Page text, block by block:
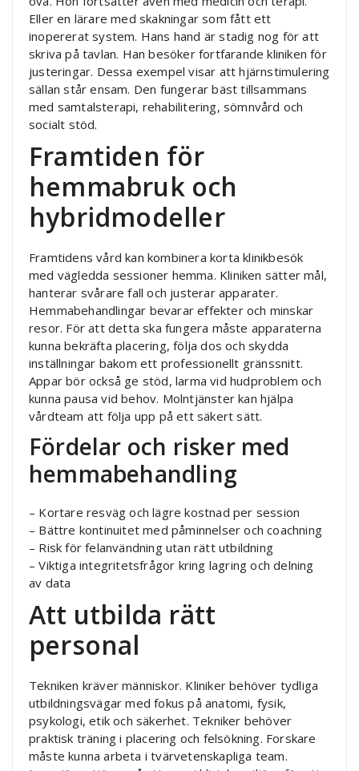
Eller en lärare med skakningar som fått ett
inopererat system. Hans hand är stadig nog för att
skriva på tavlan. Han besöker fortfarande kliniken för
justeringar. Dessa exempel visar att hjärnstimulering
sällan står ensam. Den fungerar bäst tillsammans
med samtalsterapi, rehabilitering, sömnvård och
socialt stöd.
Framtiden för
hemmabruk och
hybridmodeller
Framtidens vård kan kombinera korta klinikbesök
med vägledda sessioner hemma. Kliniken sätter mål,
hanterar svårare fall och justerar apparater.
Hemmabehandlingar bevarar effekter och minskar
resor. För att detta ska fungera måste apparaterna
kunna bekräfta placering, följa dos och skydda
inställningar bakom ett professionellt gränssnitt.
Appar bör också ge stöd, larma vid hudproblem och
kunna pausa vid behov. Molntjänster kan hjälpa
vårdteam att följa upp på ett säkert sätt.
Fördelar och risker med
hemmabehandling
– Kortare resväg och lägre kostnad per session
– Bättre kontinuitet med påminnelser och coachning
– Risk för felanvändning utan rätt utbildning
– Viktiga integritetsfrågor kring lagring och delning
av data
Att utbilda rätt
personal
Tekniken kräver människor. Kliniker behöver tydliga
utbildningsvägar med fokus på anatomi, fysik,
psykologi, etik och säkerhet. Tekniker behöver
praktisk träning i placering och felsökning. Forskare
måste kunna arbeta i tvärvetenskapliga team.